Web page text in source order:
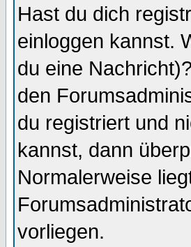
Hast du dich
einloggen kannst.
du eine
den
du registriert und
kannst, dann
Normalerweise
vorliegen.